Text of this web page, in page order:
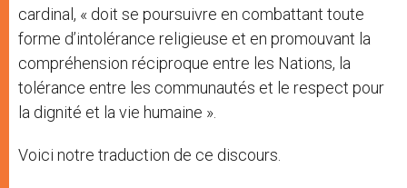
cardinal, « doit se poursuivre en combattant toute
forme d’intolérance religieuse et en promouvant la
compréhension réciproque entre les Nations, la
tolérance entre les communautés et le respect pour
la dignité et la vie humaine ».
Voici notre traduction de ce discours.